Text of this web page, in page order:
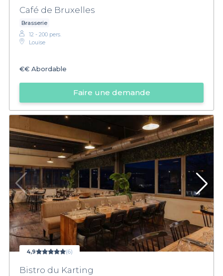
Café de Bruxelles
Brasserie
12 - 200 pers.
Louise
€€ Abordable
Faire une demande
4,9 (6)
Bistro du Karting